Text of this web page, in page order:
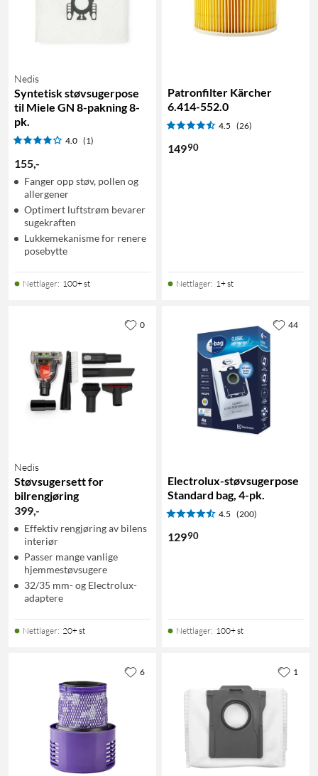
Nedis
Syntetisk støvsugerpose
til Miele GN 8-pakning 8-
pk.
4.0 (1)
155,-
Fanger opp støv, pollen og
allergener
Optimert luftstrøm bevarer
sugekraften
Lukkemekanisme for renere
posebytte
Nettlager: 100+ st
Patronfilter Kärcher
6.414-552.0
4.5 (26)
14990
Nettlager: 1+ st
Nedis
Støvsugersett for
bilrengjøring
399,-
Effektiv rengjøring av bilens
interiør
Passer mange vanlige
hjemmestøvsugere
32/35 mm- og Electrolux-
adaptere
Nettlager: 20+ st
0
Electrolux-støvsugerpose
Standard bag, 4-pk.
4.5 (200)
12990
Nettlager: 100+ st
44
6 1